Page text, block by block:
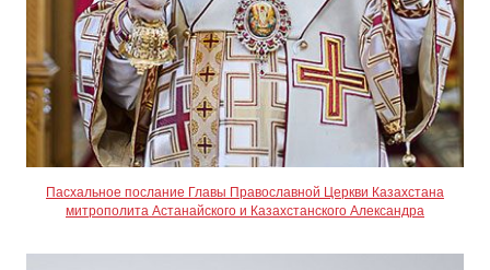
Пасхальное послание Главы Православной Церкви Казахстана
митрополита Астанайского и Казахстанского Александра